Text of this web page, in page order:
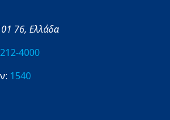
76, Ελλάδα
4000
1540